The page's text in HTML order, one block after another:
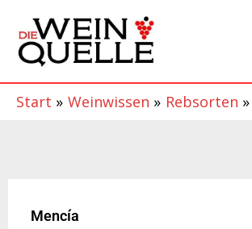
Inhalt
springen
Start Weinwissen Rebsorten
Mencía